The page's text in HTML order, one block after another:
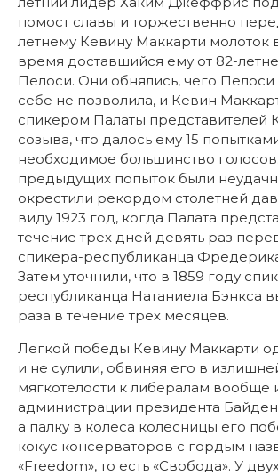
помост славы и торжественно
летнему Кевину Маккарти молоток
время доставшийся ему от 82-
Пелоси. Они обнялись, чего
себе не позволила, и Кевин
спикером Палаты представителей
созыва, что далось ему 15
необходимое большинство
предыдущих попыток были
окрестили рекордом столетней
виду 1923 год, когда Палата
течение трех дней девять раз
спикера-республиканца
Затем уточнили, что в 1859 году
республиканца Натаниела Бэнкса
раза в течение трех месяцев.
Легкой победы Кевину Маккарти
и не сулили, обвиняя его в
мягкотелости к либералам вообще
администрации президента
а палку в колеса колесницы его
кокус консерваторов с гордым
«Freedom», то есть «Свобода». У